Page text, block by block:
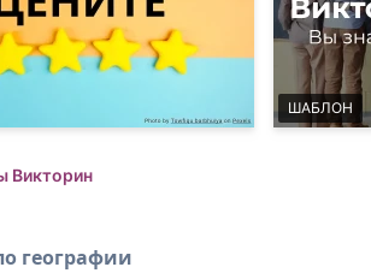
ШАБЛОН
Викторин
географии